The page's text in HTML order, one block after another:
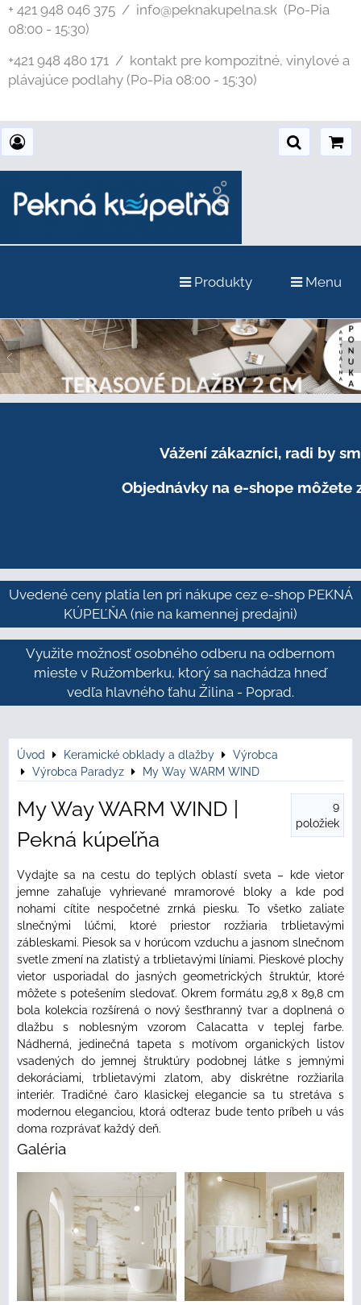
+ 421 948 046 375 / info@peknakupelna.sk (Po-Pia
08:00 - 15:30)
+421 948 480 171 / kontakt pre kompozitné, vinylové a
plávajúce podlahy (Po-Pia 08:00 - 15:30)
Produkty Menu
Vážení zákazníci, radi by
Objednávky na e-shope môžete
Uvedené ceny platia len pri nákupe cez e-shop PEKNÁ
KÚPEĽŇA (nie na kamennej predajni)
Využite možnosť osobného odberu na odbernom
mieste v Ružomberku, ktorý sa nachádza hneď
vedľa hlavného ťahu Žilina - Poprad.
Úvod Keramické obklady a dlažby
Výrobca
Výrobca Paradyz
My Way WARM WIND
My Way WARM WIND |
Pekná kúpeľňa
9
položiek
Vydajte sa na cestu do teplých oblastí sveta – kde vietor
jemne zahaľuje vyhrievané mramorové bloky a kde pod
nohami cítite nespočetné zrnká piesku. To všetko zaliate
slnečnými lúčmi, ktoré priestor rozžiaria trblietavými
zábleskami. Piesok sa v horúcom vzduchu a jasnom slnečnom
svetle zmení na zlatistý a trblietavými líniami. Pieskové plochy
vietor usporiadal do jasných geometrických štruktúr, ktoré
môžete s potešením sledovať. Okrem formátu 29,8 x 89,8 cm
bola kolekcia rozšírená o nový šesťhranný tvar a doplnená o
dlažbu s noblesným vzorom Calacatta v teplej farbe.
Nádherná, jedinečná tapeta s motívom organických listov
vsadených do jemnej štruktúry podobnej látke s jemnými
dekoráciami, trblietavými zlatom, aby diskrétne rozžiarila
interiér. Tradičné čaro klasickej elegancie sa tu stretáva s
modernou eleganciou, ktorá odteraz bude tento príbeh u vás
doma rozprávať každý deň.
Galéria